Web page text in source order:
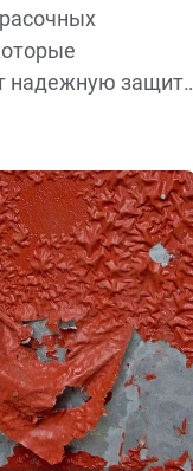
надежную защиту